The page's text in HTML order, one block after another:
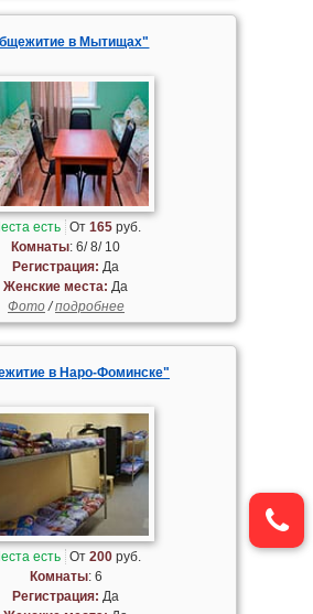
в Мытищах"
есть От165 руб.
Комнаты: 6/ 8/ 10
Регистрация: Да
Женские места: Да
Фото/подробнее
в Наро-Фоминске"
есть От200 руб.
Комнаты: 6
Регистрация: Да